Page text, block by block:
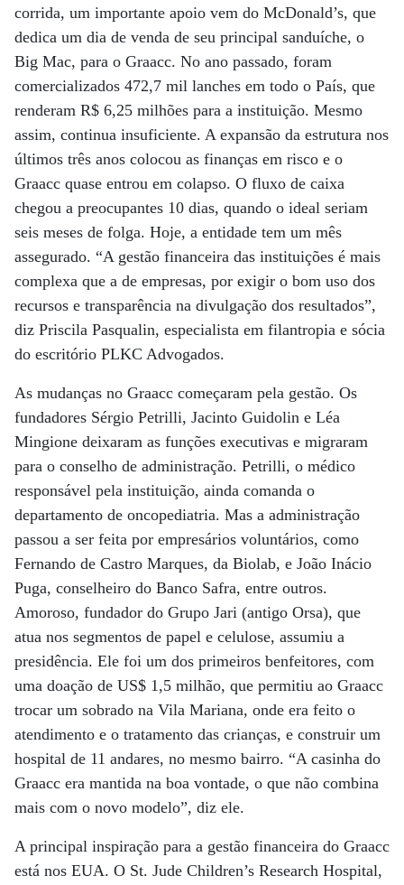
corrida, um importante apoio vem do McDonald’s, que
dedica um dia de venda de seu principal sanduíche, o
Big Mac, para o Graacc. No ano passado, foram
comercializados 472,7 mil lanches em todo o País, que
renderam R$ 6,25 milhões para a instituição. Mesmo
assim, continua insuficiente. A expansão da estrutura nos
últimos três anos colocou as finanças em risco e o
Graacc quase entrou em colapso. O fluxo de caixa
chegou a preocupantes 10 dias, quando o ideal seriam
seis meses de folga. Hoje, a entidade tem um mês
assegurado. “A gestão financeira das instituições é mais
complexa que a de empresas, por exigir o bom uso dos
recursos e transparência na divulgação dos resultados”,
diz Priscila Pasqualin, especialista em filantropia e sócia
do escritório PLKC Advogados.
As mudanças no Graacc começaram pela gestão. Os
fundadores Sérgio Petrilli, Jacinto Guidolin e Léa
Mingione deixaram as funções executivas e migraram
para o conselho de administração. Petrilli, o médico
responsável pela instituição, ainda comanda o
departamento de oncopediatria. Mas a administração
passou a ser feita por empresários voluntários, como
Fernando de Castro Marques, da Biolab, e João Inácio
Puga, conselheiro do Banco Safra, entre outros.
Amoroso, fundador do Grupo Jari (antigo Orsa), que
atua nos segmentos de papel e celulose, assumiu a
presidência. Ele foi um dos primeiros benfeitores, com
uma doação de US$ 1,5 milhão, que permitiu ao Graacc
trocar um sobrado na Vila Mariana, onde era feito o
atendimento e o tratamento das crianças, e construir um
hospital de 11 andares, no mesmo bairro. “A casinha do
Graacc era mantida na boa vontade, o que não combina
mais com o novo modelo”, diz ele.
A principal inspiração para a gestão financeira do Graacc
está nos EUA. O St. Jude Children’s Research Hospital,